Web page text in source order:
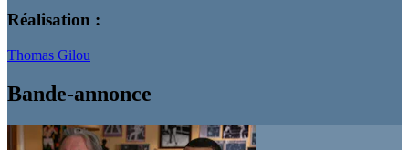
Réalisation :
Thomas Gilou
Bande-annonce